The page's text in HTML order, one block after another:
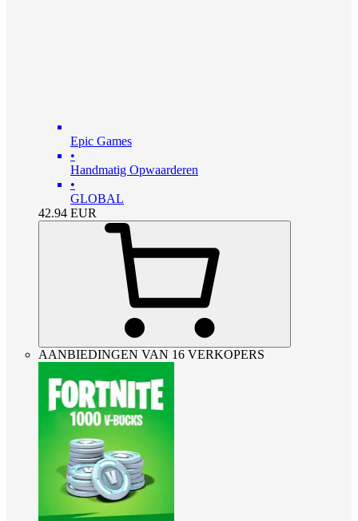
Epic Games
•
Handmatig Opwaarderen
•
GLOBAL
42.94 EUR
AANBIEDINGEN VAN 16 VERKOPERS